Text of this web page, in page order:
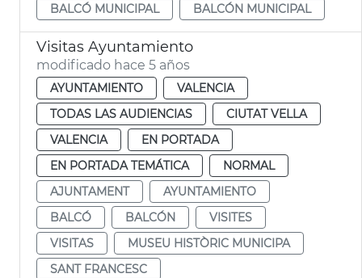
BALCÓ MUNICIPAL
BALCÓN MUNICIPAL
Visitas Ayuntamiento
modificado hace 5 años
AYUNTAMIENTO
VALENCIA
TODAS LAS AUDIENCIAS
CIUTAT VELLA
VALENCIA
EN PORTADA
EN PORTADA TEMÁTICA
NORMAL
AJUNTAMENT
AYUNTAMIENTO
BALCÓ
BALCÓN
VISITES
VISITAS
MUSEU HISTÒRIC MUNICIPA
SANT FRANCESC